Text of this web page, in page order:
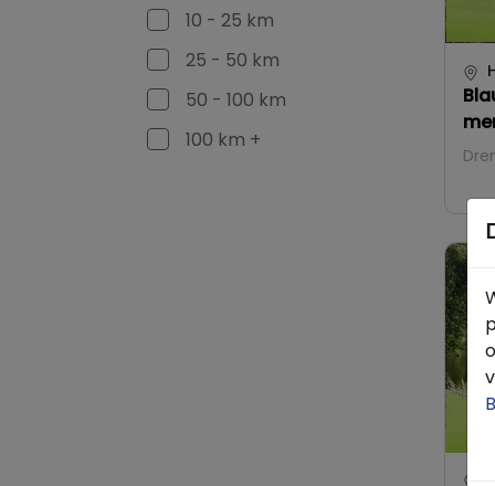
10 - 25 km
25 - 50 km
50 - 100 km
100 km +